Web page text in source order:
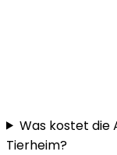
Was kostet die
Tierheim?